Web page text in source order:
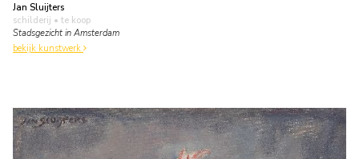
Jan Sluijters
schilderij • te koop
Stadsgezicht in Amsterdam
bekijk kunstwerk